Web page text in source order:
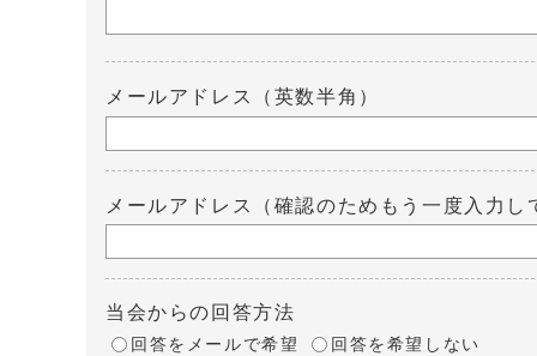
メールアドレス（英数半角）
メールアドレス（確認のためもう一度入力し
当会からの回答方法
回答をメールで希望 回答を希望しない